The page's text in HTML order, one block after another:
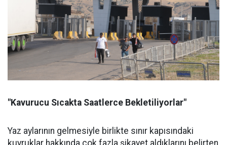
"Kavurucu Sıcakta Saatlerce Bekletiliyorlar"
Yaz aylarının gelmesiyle birlikte sınır kapısındaki
kuyruklar hakkında çok fazla şikayet aldıklarını belirten